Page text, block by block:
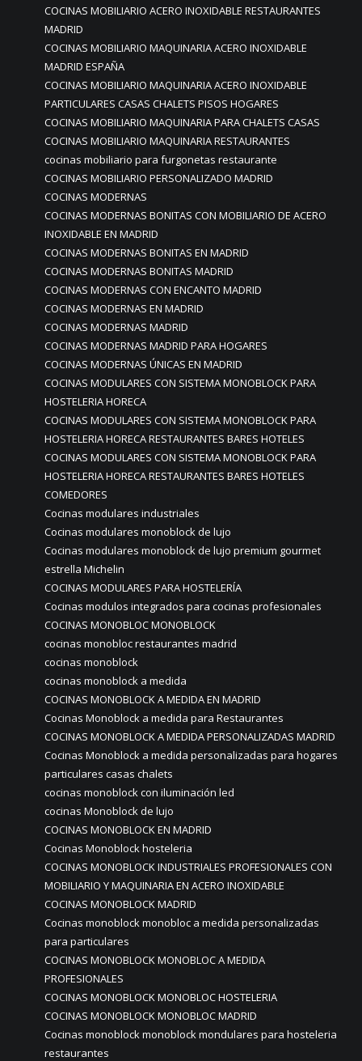
COCINAS MOBILIARIO ACERO INOXIDABLE RESTAURANTES
MADRID
COCINAS MOBILIARIO MAQUINARIA ACERO INOXIDABLE
MADRID ESPAÑA
COCINAS MOBILIARIO MAQUINARIA ACERO INOXIDABLE
PARTICULARES CASAS CHALETS PISOS HOGARES
COCINAS MOBILIARIO MAQUINARIA PARA CHALETS CASAS
COCINAS MOBILIARIO MAQUINARIA RESTAURANTES
cocinas mobiliario para furgonetas restaurante
COCINAS MOBILIARIO PERSONALIZADO MADRID
COCINAS MODERNAS
COCINAS MODERNAS BONITAS CON MOBILIARIO DE ACERO
INOXIDABLE EN MADRID
COCINAS MODERNAS BONITAS EN MADRID
COCINAS MODERNAS BONITAS MADRID
COCINAS MODERNAS CON ENCANTO MADRID
COCINAS MODERNAS EN MADRID
COCINAS MODERNAS MADRID
COCINAS MODERNAS MADRID PARA HOGARES
COCINAS MODERNAS ÚNICAS EN MADRID
COCINAS MODULARES CON SISTEMA MONOBLOCK PARA
HOSTELERIA HORECA
COCINAS MODULARES CON SISTEMA MONOBLOCK PARA
HOSTELERIA HORECA RESTAURANTES BARES HOTELES
COCINAS MODULARES CON SISTEMA MONOBLOCK PARA
HOSTELERIA HORECA RESTAURANTES BARES HOTELES
COMEDORES
Cocinas modulares industriales
Cocinas modulares monoblock de lujo
Cocinas modulares monoblock de lujo premium gourmet
estrella Michelin
COCINAS MODULARES PARA HOSTELERÍA
Cocinas modulos integrados para cocinas profesionales
COCINAS MONOBLOC MONOBLOCK
cocinas monobloc restaurantes madrid
cocinas monoblock
cocinas monoblock a medida
COCINAS MONOBLOCK A MEDIDA EN MADRID
Cocinas Monoblock a medida para Restaurantes
COCINAS MONOBLOCK A MEDIDA PERSONALIZADAS MADRID
Cocinas Monoblock a medida personalizadas para hogares
particulares casas chalets
cocinas monoblock con iluminación led
cocinas Monoblock de lujo
COCINAS MONOBLOCK EN MADRID
Cocinas Monoblock hosteleria
COCINAS MONOBLOCK INDUSTRIALES PROFESIONALES CON
MOBILIARIO Y MAQUINARIA EN ACERO INOXIDABLE
COCINAS MONOBLOCK MADRID
Cocinas monoblock monobloc a medida personalizadas
para particulares
COCINAS MONOBLOCK MONOBLOC A MEDIDA
PROFESIONALES
COCINAS MONOBLOCK MONOBLOC HOSTELERIA
COCINAS MONOBLOCK MONOBLOC MADRID
Cocinas monoblock monoblock mondulares para hosteleria
restaurantes